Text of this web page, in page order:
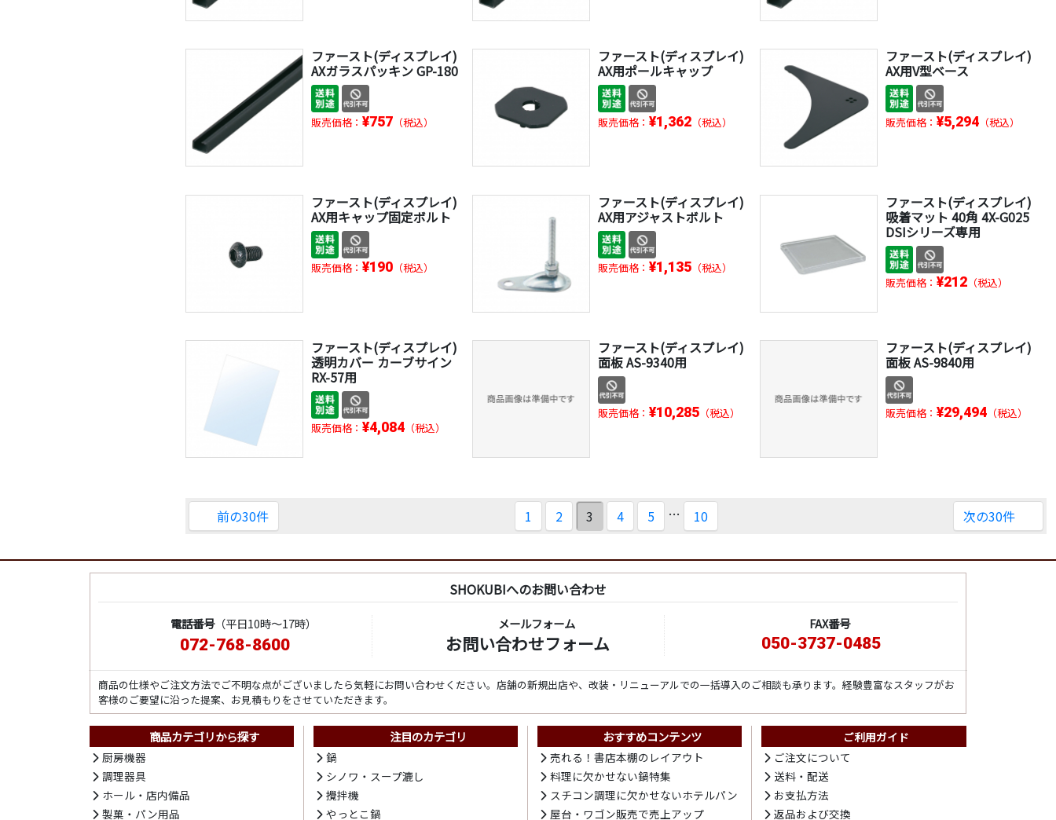
ファースト(ディスプレイ)
AXガラスパッキン GP-180
販売価格： ¥757 （税込）
ファースト(ディスプレイ)
AX用ポールキャップ
販売価格：¥1,362 （税込）
ファースト(ディスプレイ)
AX用V型ベース
販売価格： ¥5,294（税込）
ファースト(ディスプレイ)
AX用キャップ固定ボルト
販売価格： ¥190 （税込）
ファースト(ディスプレイ)
AX用アジャストボルト
販売価格：¥1,135 （税込）
ファースト(ディスプレイ)
吸着マット 40角 4X-G025
DSIシリーズ専用
販売価格： ¥212（税込）
ファースト(ディスプレイ)
透明カバー カーブサイン
RX-57用
販売価格： ¥4,084 （税込）
ファースト(ディスプレイ)
面板 AS-9340用
販売価格：¥10,285 （税込）
ファースト(ディスプレイ)
面板 AS-9840用
販売価格： ¥29,494（税込）
前の30件 1 2 3 4 5 … 10 次の30件
SHOKUBIへのお問い合わせ
電話番号（平日10時～17時）
072-768-8600
メールフォーム
お問い合わせフォーム
FAX番号
050-3737-0485
商品の仕様やご注文方法でご不明な点がございましたら気軽にお問い合わせください。店舗の新規出店や、改装・リニューアルでの一括導入のご相談も承ります。経験豊富なスタッフがお
客様のご要望に沿った提案、お見積もりをさせていただきます。
商品カテゴリから探す
厨房機器
調理器具
ホール・店内備品
製菓・パン用品
注目のカテゴリ
鍋
シノワ・スープ漉し
攪拌機
やっとこ鍋
おすすめコンテンツ
売れる！書店本棚のレイアウト
料理に欠かせない鍋特集
スチコン調理に欠かせないホテルパン
屋台・ワゴン販売で売上アップ
ご利用ガイド
ご注文について
送料・配送
お支払方法
返品および交換